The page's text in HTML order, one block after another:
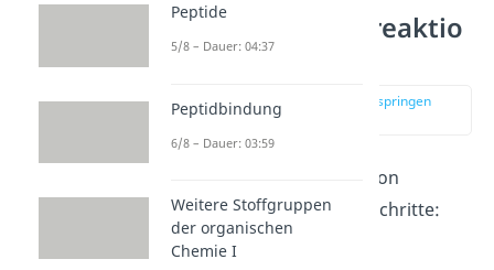
Polymerisationsreaktio
n
zur Stelle im Video springen
(00:23)
Die Polymerisationsreaktion
umfasst die folgenden 4 Schritte:
Initiation
Peptide
5/8 – Dauer: 04:37
Peptidbindung
6/8 – Dauer: 03:59
Weitere Stoffgruppen
der organischen
Chemie I